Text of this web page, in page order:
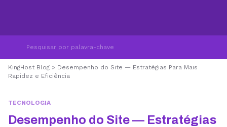
KingHost Blog > Desempenho do Site — Estratégias Para Mais
Rapidez e Eficiência
TECNOLOGIA
Desempenho do Site — Estratégias